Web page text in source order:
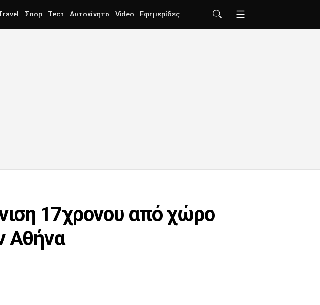
Σπορ Tech Αυτοκίνητο Video Εφημερίδες
17χρονου από χώρο
Αθήνα